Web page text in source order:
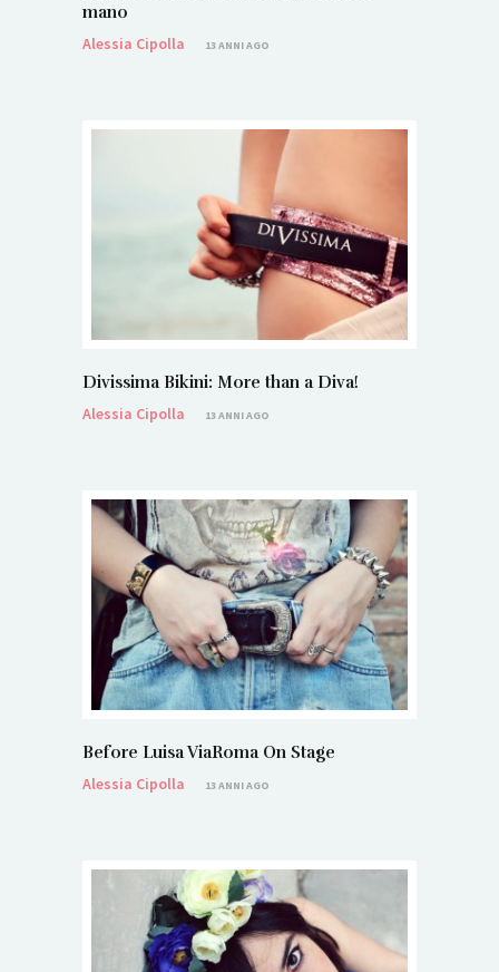
mano
Alessia Cipolla
13 ANNI AGO
Divissima Bikini: More than a Diva!
Alessia Cipolla
13 ANNI AGO
Before Luisa ViaRoma On Stage
Alessia Cipolla
13 ANNI AGO